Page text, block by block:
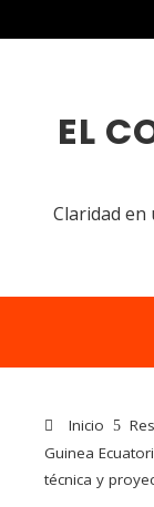
EL
Claridad
Inicio
Guinea
técnica y